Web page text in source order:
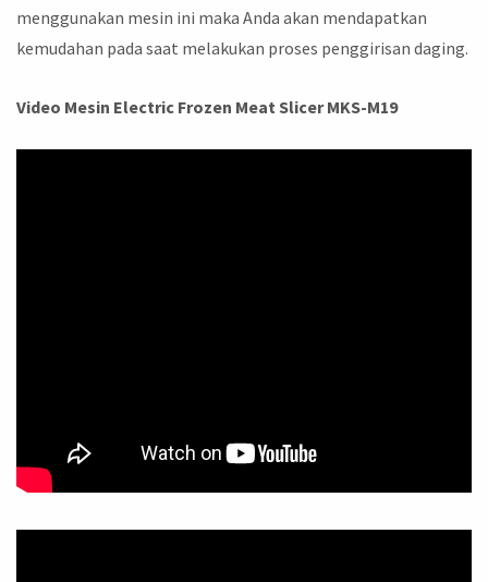
menggunakan mesin ini maka Anda akan mendapatkan
kemudahan pada saat melakukan proses penggirisan daging.
Video Mesin Electric Frozen Meat Slicer MKS-M19